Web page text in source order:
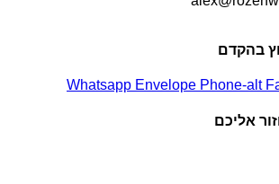
בהקדם
Whatsapp Envelope Phone-alt
אליכם